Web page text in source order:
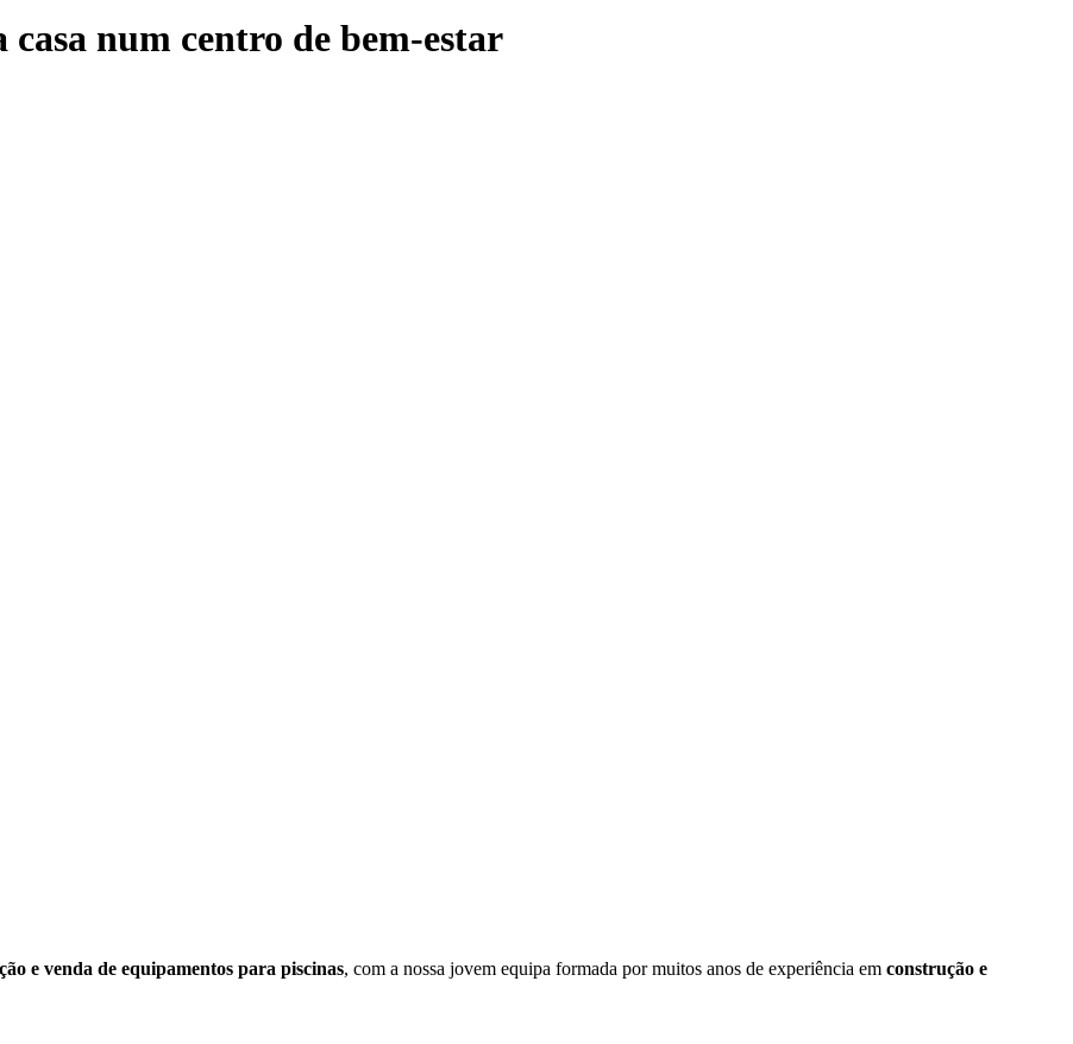
num centro de bem-estar
e venda de equipamentos para piscinas, com a nossa jovem equipa formada por muitos anos de experiência em construção e